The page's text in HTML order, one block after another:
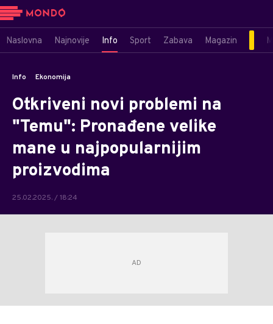
Naslovna Najnovije Info Sport Zabava Magazin
Info Ekonomija
Otkriveni novi problemi na
"Temu": Pronađene velike
mane u najpopularnijim
proizvodima
25.02.2025. / 18:24